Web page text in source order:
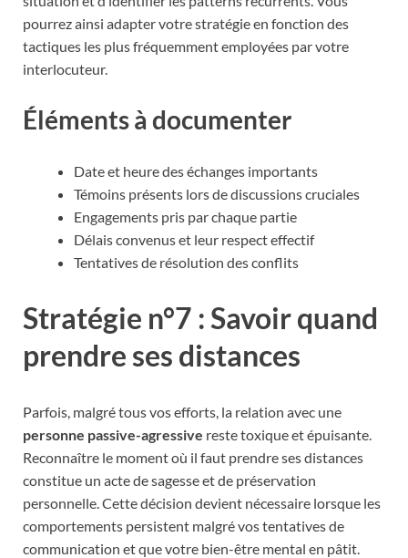
pourrez ainsi adapter votre stratégie en fonction des
tactiques les plus fréquemment employées par votre
interlocuteur.
Éléments à documenter
Date et heure des échanges importants
Témoins présents lors de discussions cruciales
Engagements pris par chaque partie
Délais convenus et leur respect effectif
Tentatives de résolution des conflits
Stratégie n°7 : Savoir quand
prendre ses distances
Parfois, malgré tous vos efforts, la relation avec une
personne passive-agressive reste toxique et épuisante.
Reconnaître le moment où il faut prendre ses distances
constitue un acte de sagesse et de préservation
personnelle. Cette décision devient nécessaire lorsque les
comportements persistent malgré vos tentatives de
communication et que votre bien-être mental en pâtit.